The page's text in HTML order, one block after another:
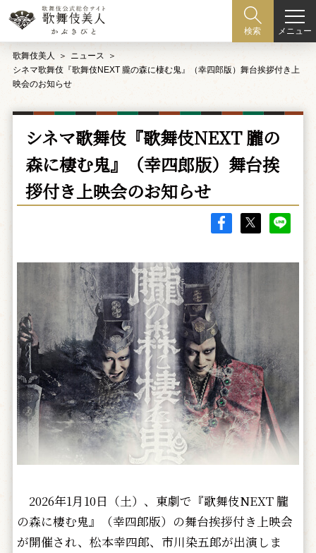
検索 メニュー
歌舞伎美人
ニュース
シネマ歌舞伎『歌舞伎NEXT 朧の森に棲む鬼』（幸四郎版）舞台挨拶付き上
映会のお知らせ
シネマ歌舞伎『歌舞伎NEXT 朧の
森に棲む鬼』（幸四郎版）舞台挨
拶付き上映会のお知らせ
2026年1月10日（土）、東劇で『歌舞伎NEXT 朧
の森に棲む鬼』（幸四郎版）の舞台挨拶付き上映会
が開催され、松本幸四郎、市川染五郎が出演しま